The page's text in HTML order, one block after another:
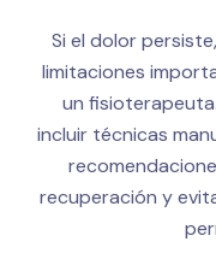
Si el dolor
limitaciones
un
incluir técnicas
recuperación y